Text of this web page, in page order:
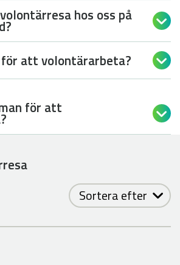
hos oss på 
för att volontärarbeta? 
för att 
Sortera efter